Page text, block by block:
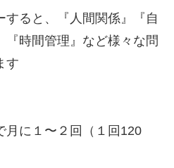
ると、『人間関係』『自
『時間管理』など様々な問
す
月に１〜２回（１回120